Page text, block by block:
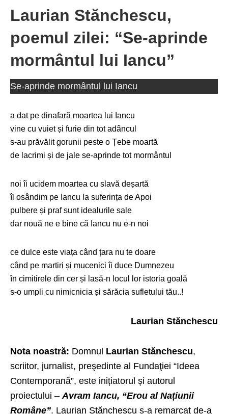
Laurian Stănchescu,
poemul zilei: “Se-aprinde
mormântul lui Iancu”
Se-aprinde mormântul lui Iancu
a dat pe dinafară moartea lui Iancu
vine cu vuiet și furie din tot adâncul
s-au prăvălit gorunii peste o Țebe moartă
de lacrimi și de jale se-aprinde tot mormântul
noi îi ucidem moartea cu slavă deșartă
îl osândim pe Iancu la suferința de Apoi
pulbere și praf sunt idealurile sale
dar nouă ne e bine că Iancu nu e-n noi
ce dulce este viața când țara nu te doare
când pe martiri și mucenici îi duce Dumnezeu
în cimitirele din cer și lasă-n locul lor istoria goală
s-o umpli cu nimicnicia și sărăcia sufletului tău..!
Laurian Stănchescu
Nota noastră: Domnul Laurian Stănchescu,
scriitor, jurnalist, preşedinte al Fundaţiei “Ideea
Contemporană”, este inițiatorul și autorul
proiectului –Avram Iancu, “Erou al Națiunii
Române”. Laurian Stănchescu s-a remarcat de-a